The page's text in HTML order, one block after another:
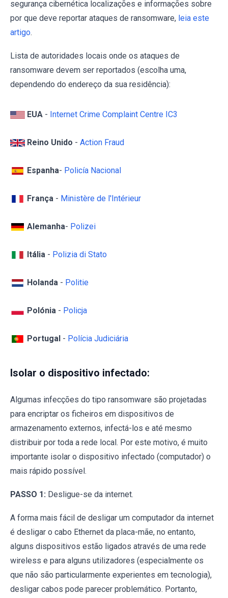
segurança cibernética localizações e informações sobre
por que deve reportar ataques de ransomware, leia este
artigo.
Lista de autoridades locais onde os ataques de
ransomware devem ser reportados (escolha uma,
dependendo do endereço da sua residência):
EUA - Internet Crime Complaint Centre IC3
Reino Unido - Action Fraud
Espanha- Policía Nacional
França - Ministère de l'Intérieur
Alemanha- Polizei
Itália - Polizia di Stato
Holanda - Politie
Polónia - Policja
Portugal - Polícia Judiciária
Isolar o dispositivo infectado:
Algumas infecções do tipo ransomware são projetadas
para encriptar os ficheiros em dispositivos de
armazenamento externos, infectá-los e até mesmo
distribuir por toda a rede local. Por este motivo, é muito
importante isolar o dispositivo infectado (computador) o
mais rápido possível.
PASSO 1: Desligue-se da internet.
A forma mais fácil de desligar um computador da internet
é desligar o cabo Ethernet da placa-mãe, no entanto,
alguns dispositivos estão ligados através de uma rede
wireless e para alguns utilizadores (especialmente os
que não são particularmente experientes em tecnologia),
desligar cabos pode parecer problemático. Portanto,